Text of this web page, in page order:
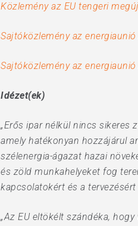
Közlemény az EU tengeri
Sajtóközlemény az
Sajtóközlemény az
Idézet(ek)
„Erős ipar nélkül nincs sikeres
amely hatékonyan hozzájárul
szélenergia-ágazat hazai
és zöld munkahelyeket fog
kapcsolatokért és a
„Az EU eltökélt szándéka,